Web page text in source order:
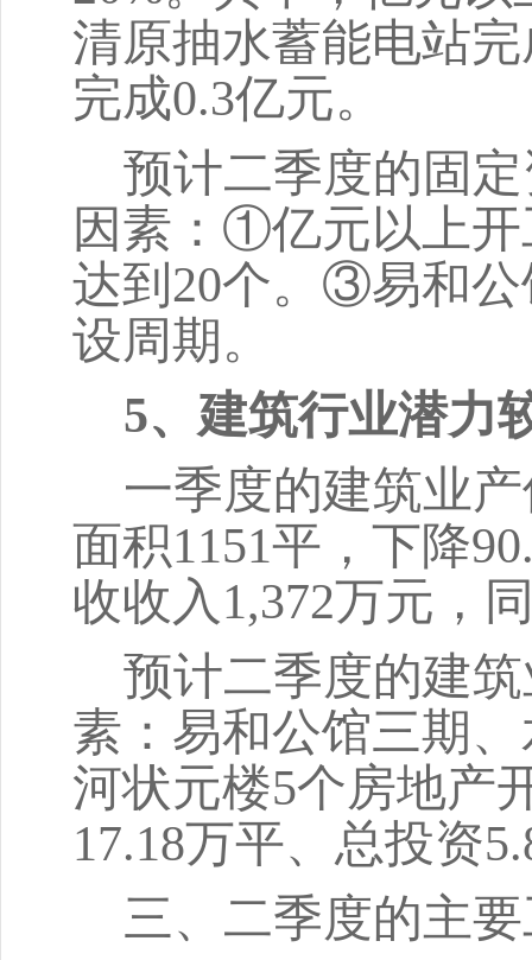
清原抽水蓄能电站
完成0.3亿元。
预计二季度的固
因素： ①亿元以上开
达到20个。③易和公
设周期。
5、建筑行业潜力
一季度的建筑业
面积1151平，下降
收收入1,372万元，
预计二季度的建
素： 易和公馆三期
河状元楼5个房地产
17.18万平、总投资
三、二季度的主